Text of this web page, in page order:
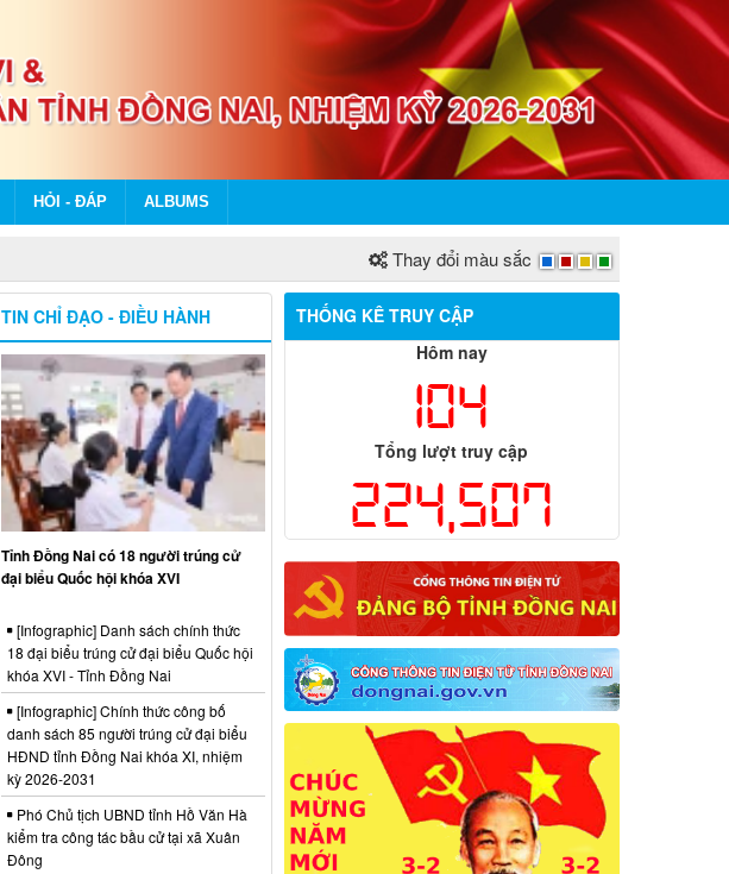
HỎI - ĐÁP ALBUMS
Thay đổi màu sắc
THỐNG KÊ TRUY CẬP
Hôm nay
104
Tổng lượt truy cập
224,507
TIN CHỈ ĐẠO - ĐIỀU HÀNH
Tỉnh Đồng Nai có 18 người trúng cử
đại biểu Quốc hội khóa XVI
[Infographic] Danh sách chính thức
18 đại biểu trúng cử đại biểu Quốc hội
khóa XVI - Tỉnh Đồng Nai
[Infographic] Chính thức công bố
danh sách 85 người trúng cử đại biểu
HĐND tỉnh Đồng Nai khóa XI, nhiệm
kỳ 2026-2031
Phó Chủ tịch UBND tỉnh Hồ Văn Hà
kiểm tra công tác bầu cử tại xã Xuân
Đông